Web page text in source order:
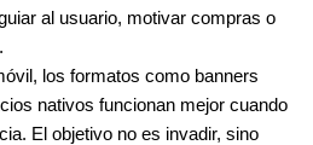
al usuario, motivar compras o
los formatos como banners
nativos funcionan mejor cuando
El objetivo no es invadir, sino